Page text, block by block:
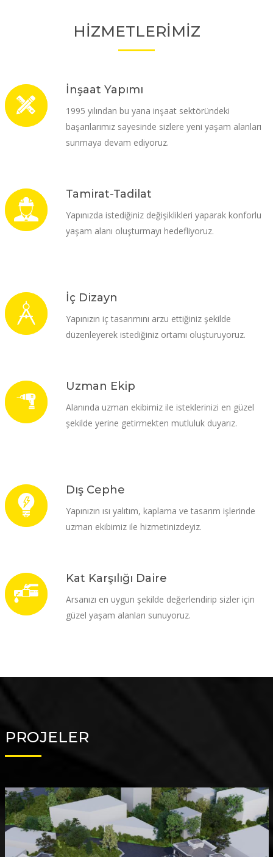
HİZMETLERİMİZ
İnşaat Yapımı
1995 yılından bu yana inşaat sektöründeki
başarılarımız sayesinde sizlere yeni yaşam alanları
sunmaya devam ediyoruz.
Tamirat-Tadilat
Yapınızda istediğiniz değişiklikleri yaparak konforlu
yaşam alanı oluşturmayı hedefliyoruz.
İç Dizayn
Yapınızın iç tasarımını arzu ettiğiniz şekilde
düzenleyerek istediğiniz ortamı oluşturuyoruz.
Uzman Ekip
Alanında uzman ekibimiz ile isteklerinizi en güzel
şekilde yerine getirmekten mutluluk duyarız.
Dış Cephe
Yapınızın ısı yalıtım, kaplama ve tasarım işlerinde
uzman ekibimiz ile hizmetinizdeyiz.
Kat Karşılığı Daire
Arsanızı en uygun şekilde değerlendirip sizler için
güzel yaşam alanları sunuyoruz.
PROJELER